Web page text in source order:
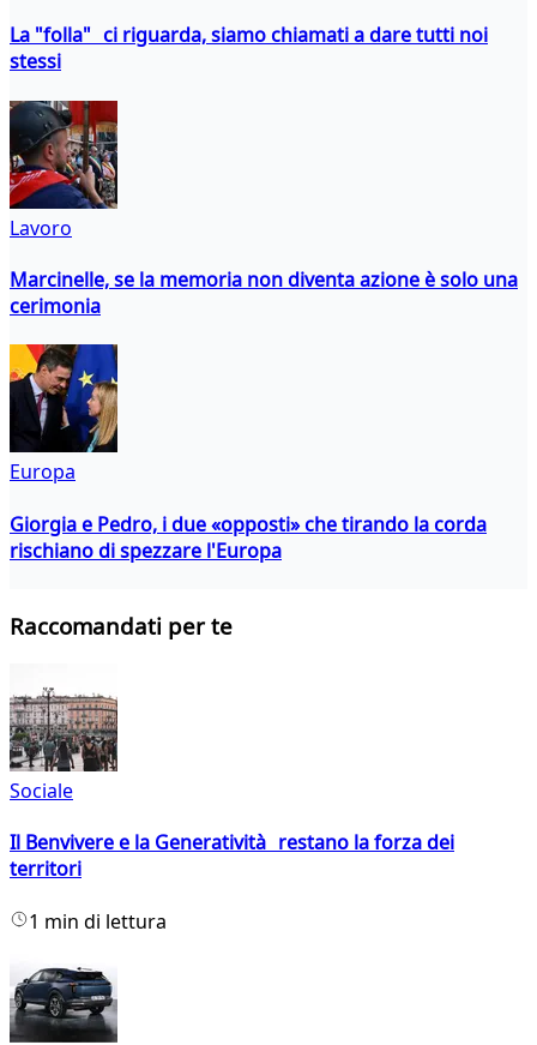
La "folla" ci riguarda, siamo chiamati a dare tutti noi
stessi
Lavoro
Marcinelle, se la memoria non diventa azione è solo una
cerimonia
Europa
Giorgia e Pedro, i due «opposti» che tirando la corda
rischiano di spezzare l'Europa
Raccomandati per te
Sociale
Il Benvivere e la Generatività restano la forza dei
territori
1 min di lettura